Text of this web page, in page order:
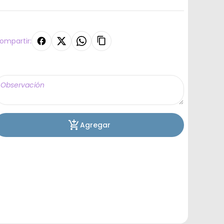
Agregar